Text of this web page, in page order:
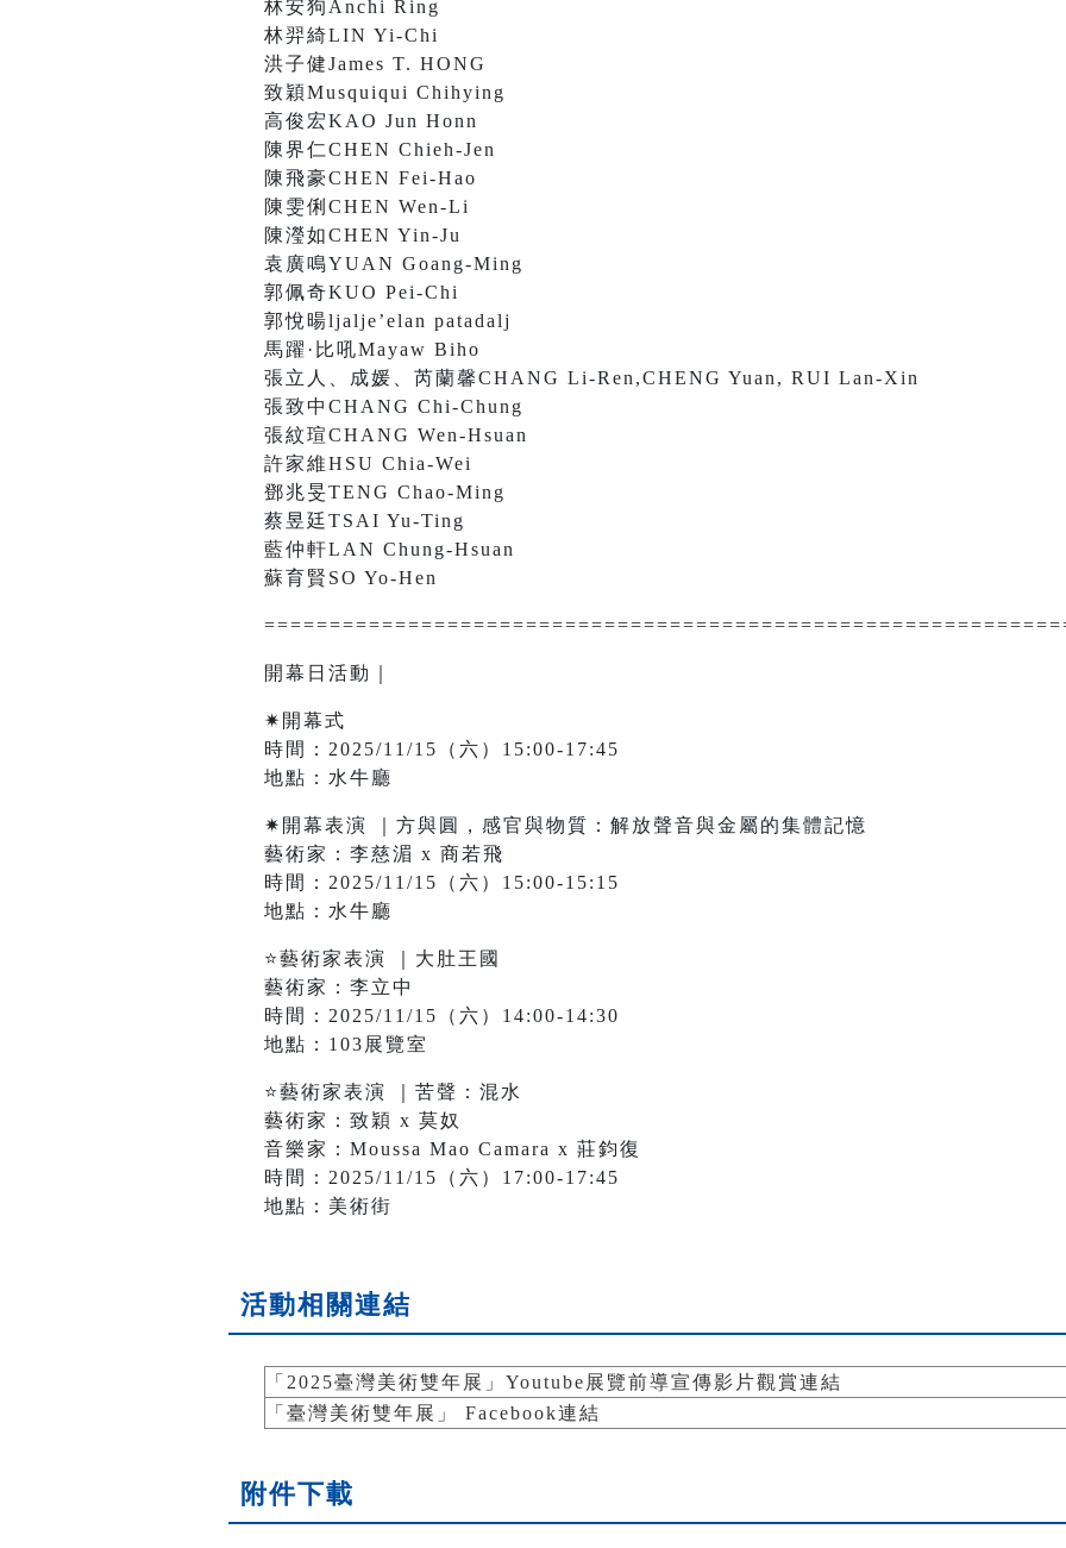
林安狗Anchi Ring
林羿綺LIN Yi-Chi
洪子健James T. HONG
致穎Musquiqui Chihying
高俊宏KAO Jun Honn
陳界仁CHEN Chieh-Jen
陳飛豪CHEN Fei-Hao
陳雯俐CHEN Wen-Li
陳瀅如CHEN Yin-Ju
袁廣鳴YUAN Goang-Ming
郭佩奇KUO Pei-Chi
郭悅暘ljalje’elan patadalj
馬躍·比吼Mayaw Biho
張立人、成媛、芮蘭馨CHANG Li-Ren,CHENG Yuan, RUI Lan-Xin
張致中CHANG Chi-Chung
張紋瑄CHANG Wen-Hsuan
許家維HSU Chia-Wei
鄧兆旻TENG Chao-Ming
蔡昱廷TSAI Yu-Ting
藍仲軒LAN Chung-Hsuan
蘇育賢SO Yo-Hen
開幕日活動｜
✷開幕式
時間：2025/11/15（六）15:00-17:45
地點：水牛廳
✷開幕表演 ｜方與圓，感官與物質：解放聲音與金屬的集體記憶
藝術家：李慈湄 x 商若飛
時間：2025/11/15（六）15:00-15:15
地點：水牛廳
⭐藝術家表演 ｜大肚王國
藝術家：李立中
時間：2025/11/15（六）14:00-14:30
地點：103展覽室
⭐藝術家表演 ｜苦聲：混水
藝術家：致穎 x 莫奴
音樂家：Moussa Mao Camara x 莊鈞復
時間：2025/11/15（六）17:00-17:45
地點：美術街
活動相關連結
「2025臺灣美術雙年展」Youtube展覽前導宣傳影片觀賞連結
「臺灣美術雙年展」 Facebook連結
附件下載